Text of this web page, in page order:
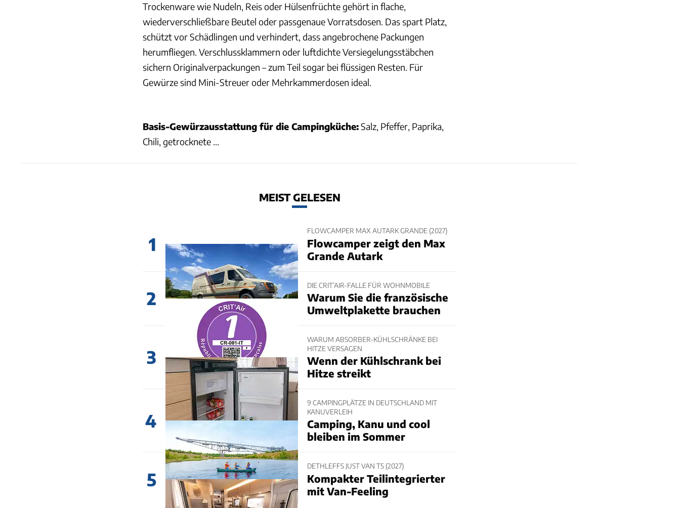
Trockenware wie Nudeln, Reis oder Hülsenfrüchte gehört in flache,
wiederverschließbare Beutel oder passgenaue Vorratsdosen. Das spart Platz,
schützt vor Schädlingen und verhindert, dass angebrochene Packungen
herumfliegen. Verschlussklammern oder luftdichte Versiegelungsstäbchen
sichern Originalverpackungen – zum Teil sogar bei flüssigen Resten. Für
Gewürze sind Mini-Streuer oder Mehrkammerdosen ideal.
Basis-Gewürzausstattung für die Campingküche:Salz, Pfeffer, Paprika,
Chili, getrocknete ...
MEIST GELESEN
1
FLOWCAMPER MAX AUTARK GRANDE (2027)
Flowcamper zeigt den Max
Grande Autark
2
DIE CRIT’AIR-FALLE FÜR WOHNMOBILE
Warum Sie die französische
Umweltplakette brauchen
3
WARUM ABSORBER-KÜHLSCHRÄNKE BEI
HITZE VERSAGEN
Wenn der Kühlschrank bei
Hitze streikt
4
9 CAMPINGPLÄTZE IN DEUTSCHLAND MIT
KANUVERLEIH
Camping, Kanu und cool
bleiben im Sommer
5
DETHLEFFS JUST VAN T5 (2027)
Kompakter Teilintegrierter
mit Van-Feeling